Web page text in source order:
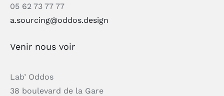
05 62 73 77 77
a.sourcing@oddos.design
Venir nous voir
Lab’ Oddos
38 boulevard de la Gare